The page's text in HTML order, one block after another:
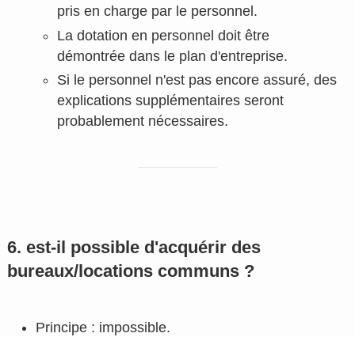
pris en charge par le personnel.
La dotation en personnel doit être
démontrée dans le plan d'entreprise.
Si le personnel n'est pas encore assuré, des
explications supplémentaires seront
probablement nécessaires.
6. est-il possible d'acquérir des
bureaux/locations communs ?
Principe : impossible.